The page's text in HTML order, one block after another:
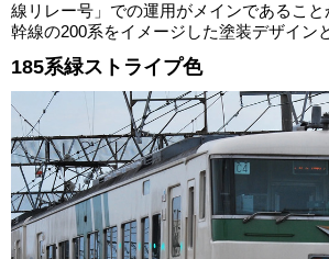
線リレー号」での運用がメインであるこ
幹線の200系をイメージした塗装デザイン
185系緑ストライプ色